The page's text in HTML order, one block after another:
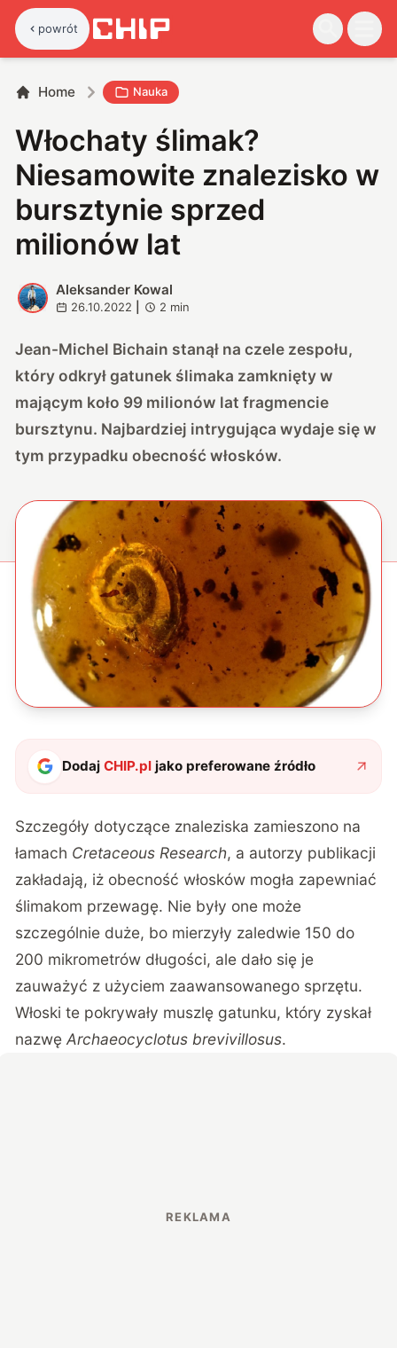
powrót
Home Nauka
Włochaty ślimak?
Niesamowite znalezisko w
bursztynie sprzed
milionów lat
A
Aleksander Kowal
26.10.2022 2 min
Jean-Michel Bichain stanął na czele zespołu,
który odkrył gatunek ślimaka zamknięty w
mającym koło 99 milionów lat fragmencie
bursztynu. Najbardziej intrygująca wydaje się w
tym przypadku obecność włosków.
DodajCHIP.pl jako preferowane źródło
Szczegóły dotyczące znaleziska zamieszono na
łamach Cretaceous Research, a autorzy publikacji
zakładają, iż obecność włosków mogła zapewniać
ślimakom przewagę. Nie były one może
szczególnie duże, bo mierzyły zaledwie 150 do
200 mikrometrów długości, ale dało się je
zauważyć z użyciem zaawansowanego sprzętu.
Włoski te pokrywały muszlę gatunku, który zyskał
nazwęArchaeocyclotus brevivillosus.